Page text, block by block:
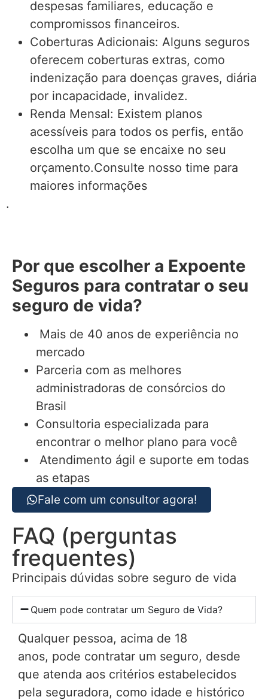
despesas familiares, educação e
compromissos financeiros.
Coberturas Adicionais: Alguns seguros
oferecem coberturas extras, como
indenização para doenças graves, diária
por incapacidade, invalidez.
Renda Mensal: Existem planos
acessíveis para todos os perfis, então
escolha um que se encaixe no seu
orçamento.Consulte nosso time para
maiores informações
.
Por que escolher a Expoente
Seguros para contratar o seu
seguro de vida?
Mais de 40 anos de experiência no
mercado
Parceria com as melhores
administradoras de consórcios do
Brasil
Consultoria especializada para
encontrar o melhor plano para você
Atendimento ágil e suporte em todas
as etapas
Fale com um consultor agora!
FAQ (perguntas
frequentes)
Principais dúvidas sobre seguro de vida
Quem pode contratar um Seguro de Vida?
Qualquer pessoa, acima de 18
anos, pode contratar um seguro, desde
que atenda aos critérios estabelecidos
pela seguradora, como idade e histórico